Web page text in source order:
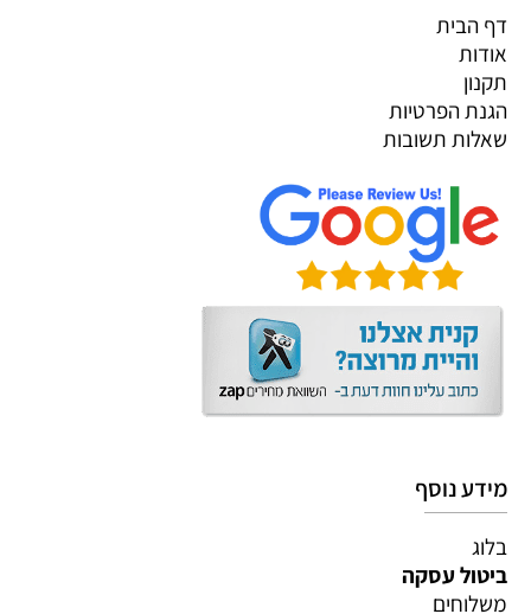
דף הבית
אודות
תקנון
הגנת הפרטיות
שאלות תשובות
מידע נוסף
בלוג
ביטול עסקה
משלוחים